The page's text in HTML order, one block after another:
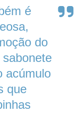
é
do
acúmulo
que